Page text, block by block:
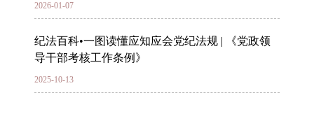
2026-01-07
纪法百科•一图读懂应知应会党纪法规 | 《党政领
导干部考核工作条例》
2025-10-13